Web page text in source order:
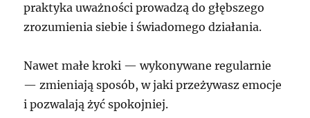
praktyka uważności prowadzą do głębszego
zrozumienia siebie i świadomego działania.
Nawet małe kroki — wykonywane regularnie
— zmieniają sposób, w jaki przeżywasz emocje
i pozwalają żyć spokojniej.